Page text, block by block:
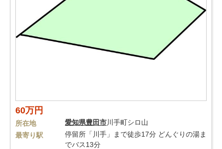
60万円
所在地 愛知県豊田市川手町シロ山
最寄り駅
停留所「川手」まで徒歩17分 どんぐりの湯ま
でバス13分